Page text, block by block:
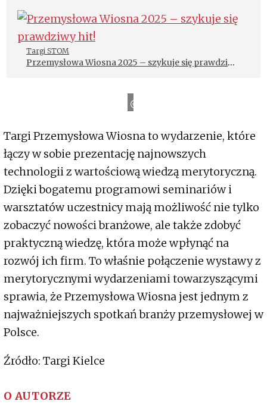
Targi STOM
Przemysłowa Wiosna 2025 – szykuje się prawdziwy
Targi Przemysłowa Wiosna to wydarzenie, które
łączy w sobie prezentację najnowszych
technologii z wartościową wiedzą merytoryczną.
Dzięki bogatemu programowi seminariów i
warsztatów uczestnicy mają możliwość nie tylko
zobaczyć nowości branżowe, ale także zdobyć
praktyczną wiedzę, która może wpłynąć na
rozwój ich firm. To właśnie połączenie wystawy z
merytorycznymi wydarzeniami towarzyszącymi
sprawia, że Przemysłowa Wiosna jest jednym z
najważniejszych spotkań branży przemysłowej w
Polsce.
Źródło: Targi Kielce
O AUTORZE